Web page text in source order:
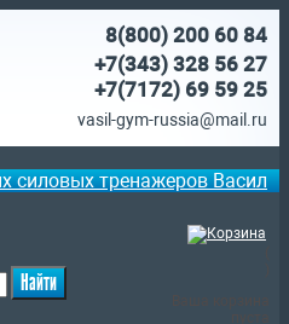
8(800) 200 60 84
+7(343) 328 56 27
+7(7172) 69 59 25
vasil-gym-russia@mail.ru
силовых тренажеров Васил